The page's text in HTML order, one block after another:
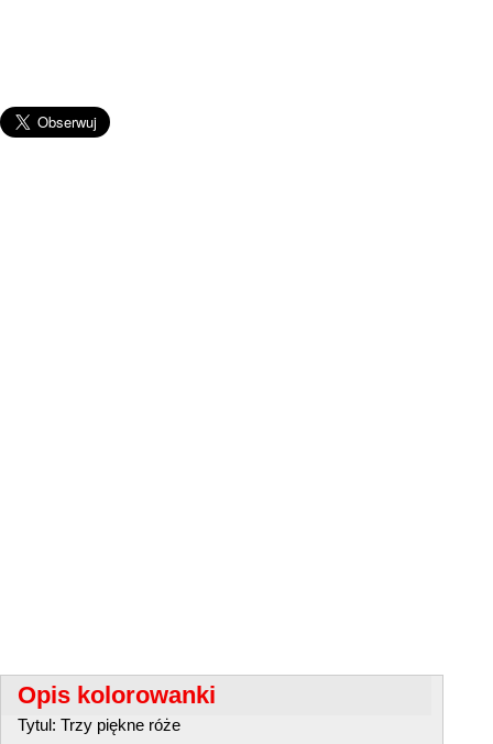
Opis kolorowanki
Tytul: Trzy piękne róże